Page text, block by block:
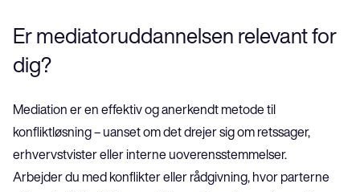
Er mediatoruddannelsen relevant for
dig?
Mediation er en effektiv og anerkendt metode til
konfliktløsning – uanset om det drejer sig om retssager,
erhvervstvister eller interne uoverensstemmelser.
Arbejder du med konflikter eller rådgivning, hvor parterne